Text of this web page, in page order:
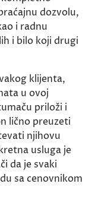
dozvolu,
i radnu
i bilo koji drugi
klijenta,
u ovoj
priloži i
lično preuzeti
njihovu
usluga je
da je svaki
sa cenovnikom